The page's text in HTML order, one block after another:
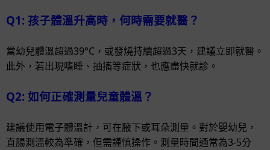
Q1: 孩子體溫升高時，何時需要就醫？
當幼兒體溫超過39°C，或發燒持續超過3天，建議立即就醫。
此外，若出現嗜睡、抽搐等症狀，也應盡快就診。
Q2: 如何正確測量兒童體溫？
建議使用電子體溫計，可在腋下或耳朵測量。對於嬰幼兒，
直腸測溫較為準確，但需謹慎操作。測量時間通常為3-5分